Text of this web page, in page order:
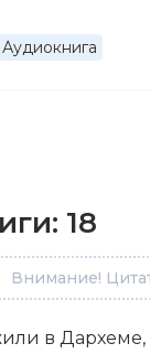
Аудиокнига
18
Внимание!
в Дархеме,